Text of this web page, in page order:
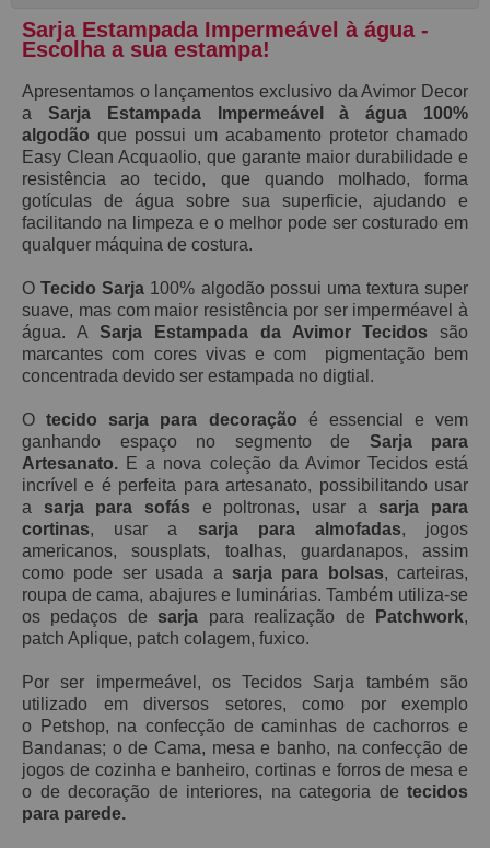
Sarja Estampada Impermeável à água -
Escolha a sua estampa!
Apresentamos o lançamentos exclusivo da Avimor Decor
a Sarja Estampada Impermeável à água 100%
algodão que possui um acabamento protetor chamado
Easy C lean Acquaolio, que garante maior durabilidade e
resistência ao tecido, que quando molhado, forma
gotículas de água sobre sua superficie, ajudando e
facilitando na limpeza e o melhor pode ser costurado em
qualquer máquina de costura.
OTecido Sarja 100% algodão possui uma textura super
suave, mas com maior resistência por ser imperméavel à
água. ASarja Estampada da Avimor Tecidos são
marcantes com cores vivas e com pigmentação bem
concentrada devido ser estampada no digtial.
Otecido sarja para decoração é essencial e vem
ganhando espaço no segmento de Sarja para
Artesanato. E a nova coleção da Avimor Tecidos está
incrível e é perfeita para artesanato, possibilitando usar
a sarja para sofás e poltronas, usar a sarja para
cortinas, usar a sarja para almofadas, jogos
americanos, sousplats, toalhas, guardanapos, assim
como pode ser usada a sarja para bolsas, carteiras,
roupa de cama, abajures e luminárias. Também utiliza-se
os pedaços de sarja para realização de Patchwork,
patch Aplique, patch colagem, fuxico.
Por ser impermeável, os Tecidos Sarja também são
utilizado em diversos setores, como por exemplo
o Petshop, na confecção de caminhas de cachorros e
Bandanas; o de Cama, mesa e banho, na confecção de
jogos de cozinha e banheiro, cortinas e forros de mesa e
o de decoração de interiores, na categoria de tecidos
para parede.